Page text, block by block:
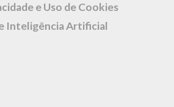
e Uso de Cookies
Inteligência Artificial